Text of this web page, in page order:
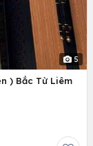
5
) Bắc Từ Liêm